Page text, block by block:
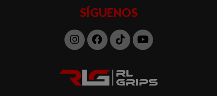
SÍGUENOS
Instagram
Facebook
TiktokYoutube